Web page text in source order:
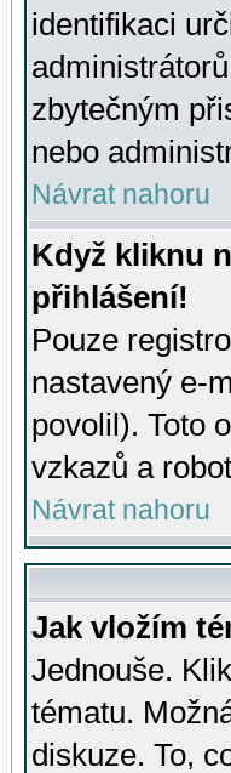
identifikaci
zbytečným
nebo
Návrat nahoru
Když kliknu
přihlášení!
Pouze
nastavený e-
povolil). Toto
vzkazů a
Návrat nahoru
Jak vložím
Jednouše.
tématu.
diskuze. To,